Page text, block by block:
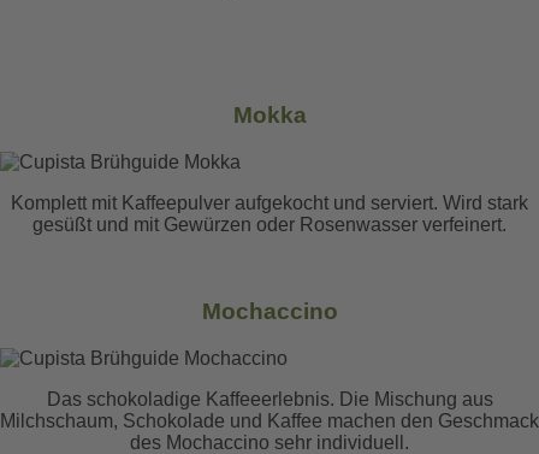
Mokka
Komplett mit Kaffeepulver aufgekocht und serviert. Wird stark
gesüßt und mit Gewürzen oder Rosenwasser verfeinert.
Mochaccino
Das schokoladige Kaffeeerlebnis. Die Mischung aus
Milchschaum, Schokolade und Kaffee machen den Geschmack
des Mochaccino sehr individuell.